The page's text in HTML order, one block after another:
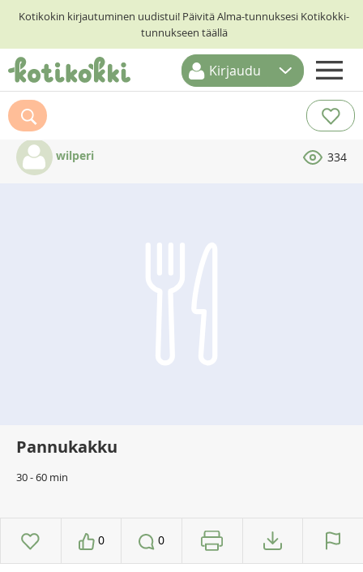
Kotikokin kirjautuminen uudistui! Päivitä Alma-tunnuksesi Kotikokki-
tunnukseen täällä
ETUSIVU
RESEPTIHAKU
RUOKATEEMAT
Kirjaudu
wilperi 334
Pannukakku
30 - 60 min
0 0